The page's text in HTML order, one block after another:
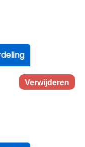
Verwijderen